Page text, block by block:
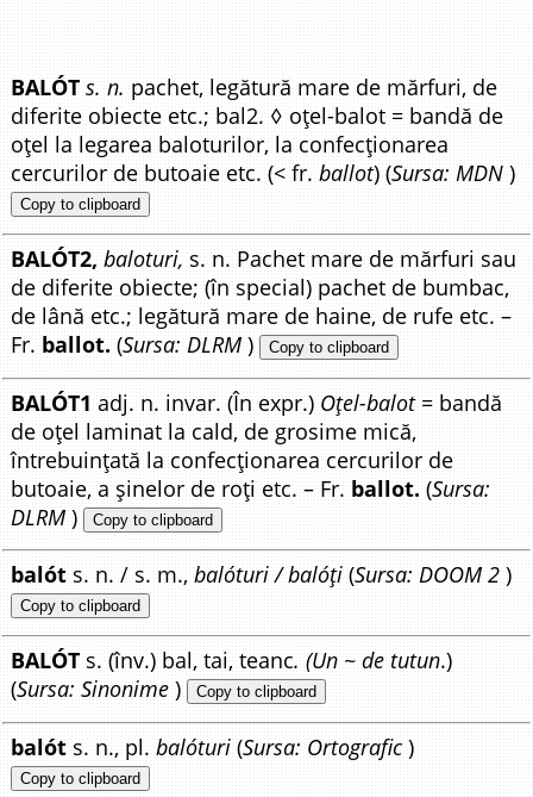
BALÓT s. n. pachet, legătură mare de mărfuri, de
diferite obiecte etc.; bal2. ◊ oțel-balot = bandă de
oțel la legarea baloturilor, la confecționarea
cercurilor de butoaie etc. (< fr.ballot) (Sursa: MDN )
Copy to clipboard
BALÓT2, baloturi, s. n. Pachet mare de mărfuri sau
de diferite obiecte; (în special) pachet de bumbac,
de lână etc.; legătură mare de haine, de rufe etc. –
Fr. ballot. (Sursa: DLRM ) Copy to clipboard
BALÓT1 adj. n. invar. (În expr.) Oțel-balot = bandă
de oțel laminat la cald, de grosime mică,
întrebuințată la confecționarea cercurilor de
butoaie, a șinelor de roți etc. – Fr. ballot. (Sursa:
DLRM ) Copy to clipboard
balót s. n. / s. m.,balóturi / balóți (Sursa: DOOM 2 )
Copy to clipboard
BALÓT s. (înv.) bal, tai, teanc. (Un ~ de tutun.)
(Sursa: Sinonime ) Copy to clipboard
balót s. n., pl.balóturi (Sursa: Ortografic )
Copy to clipboard